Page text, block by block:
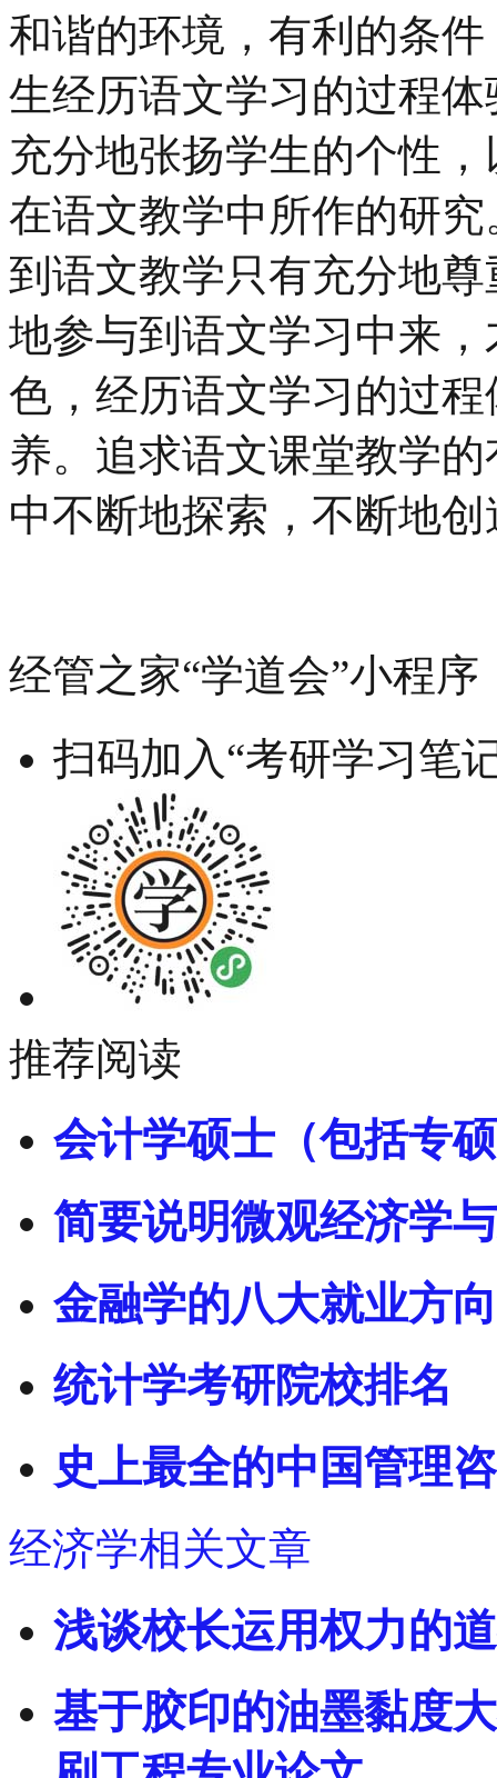
和谐的环境，有利的条
生经历语文学习的过程
充分地张扬学生的个性
在语文教学中所作的研
到语文教学只有充分地
地参与到语文学习中来
色，经历语文学习的过
养。追求语文课堂教学
中不断地探索，不断地创
经管之家“学道会”小程序
扫码加入“考研学习笔
推荐阅读
会计学硕士（包括专
简要说明微观经济学
金融学的八大就业方
统计学考研院校排名
史上最全的中国管理
经济学相关文章
浅谈校长运用权力的
基于胶印的油墨黏度